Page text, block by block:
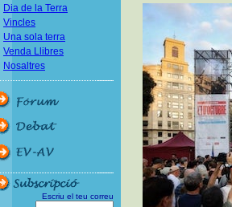
Dia de la Terra
Vincles
Una sola terra
Venda Llibres
Nosaltres
Escriu el teu correu